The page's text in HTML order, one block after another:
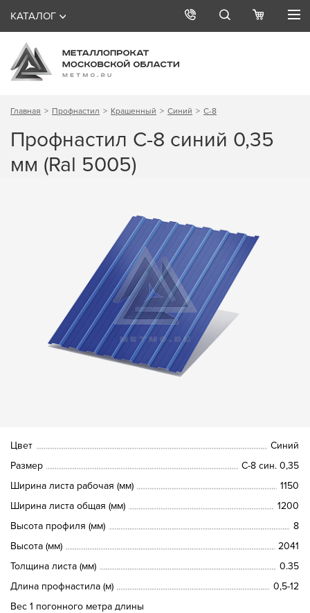
КАТАЛОГ
Главная Профнастил Крашенный Синий С-8
Профнастил С-8 синий 0,35
мм (Ral 5005)
Цвет
Синий
Размер
С-8 син. 0,35
Ширина листа рабочая (мм)
1150
Ширина листа общая (мм)
1200
Высота профиля (мм)
8
Высота (мм)
2041
Толщина листа (мм)
0.35
Длина профнастила (м)
0,5-12
Вес 1 погонного метра длины